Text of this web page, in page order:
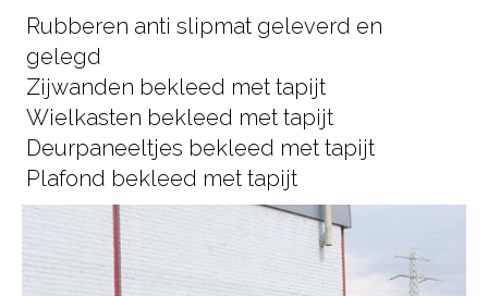
Rubberen anti slipmat geleverd en
gelegd
Zijwanden bekleed met tapijt
Wielkasten bekleed met tapijt
Deurpaneeltjes bekleed met tapijt
Plafond bekleed met tapijt